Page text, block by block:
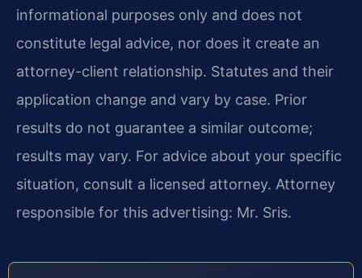
informational purposes only and does not
constitute legal advice, nor does it create an
attorney-client relationship. Statutes and their
application change and vary by case. Prior
results do not guarantee a similar outcome;
results may vary. For advice about your specific
situation, consult a licensed attorney. Attorney
responsible for this advertising: Mr. Sris.